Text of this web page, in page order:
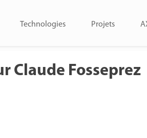
Technologies Projets
Claude Fosseprez